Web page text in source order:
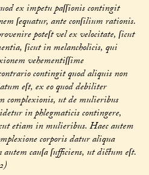
ex impetu paſſionis contingit
ſequatur, ante conſilium rationis.
poteſt vel ex velocitate, ſicut
ſicut in melancholicis, qui
vehementiſſime
contingit quod aliquis non
eſt, ex eo quod debiliter
complexionis, ut de mulieribus
in phlegmaticis contingere,
etiam in mulieribus. Haec autem
corporis datur aliqua
cauſa ſufficiens, ut dictum eſt.